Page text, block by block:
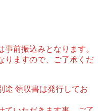
前振込みとなります。
りますので、ご了承くだ
途 領収書は発行してお